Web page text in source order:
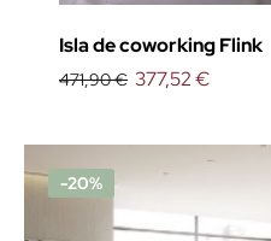
Isla de coworking Flink
471,90 € 377,52 €
-20%